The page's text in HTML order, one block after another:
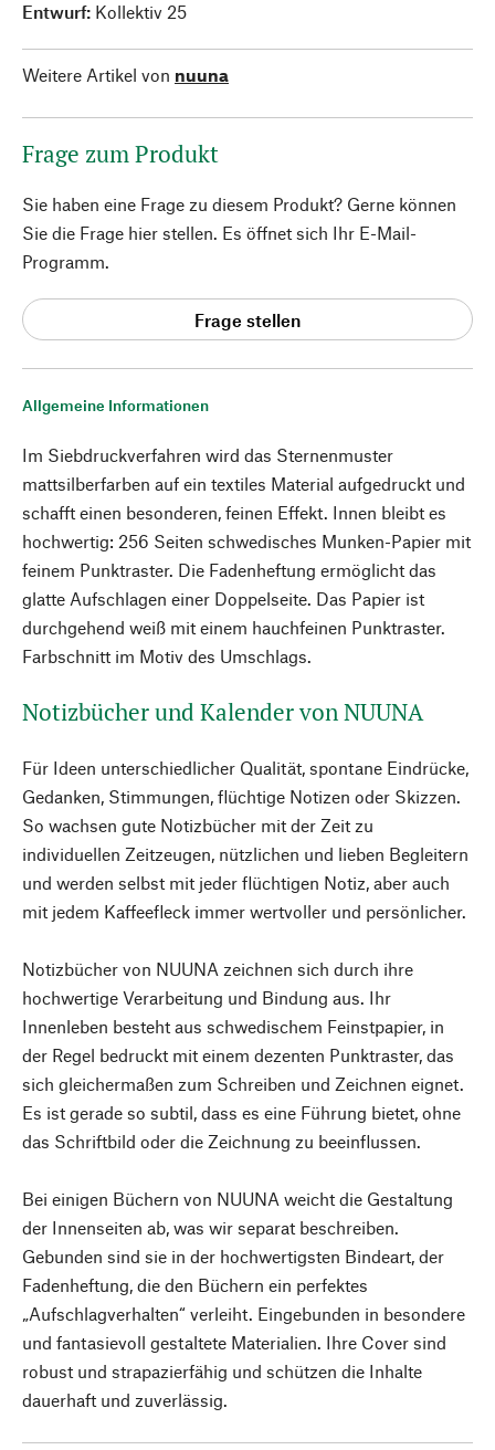
Allgemeine Informationen
Im Siebdruckverfahren wird das Sternenmuster
mattsilberfarben auf ein textiles Material aufgedruckt und
schafft einen besonderen, feinen Effekt. Innen bleibt es
hochwertig: 256 Seiten schwedisches Munken-Papier mit
feinem Punktraster. Die Fadenheftung ermöglicht das
glatte Aufschlagen einer Doppelseite. Das Papier ist
durchgehend weiß mit einem hauchfeinen Punktraster.
Farbschnitt im Motiv des Umschlags.
Notizbücher und Kalender von NUUNA
Für Ideen unterschiedlicher Qualität, spontane Eindrücke,
Gedanken, Stimmungen, flüchtige Notizen oder Skizzen.
So wachsen gute Notizbücher mit der Zeit zu
individuellen Zeitzeugen, nützlichen und lieben Begleitern
und werden selbst mit jeder flüchtigen Notiz, aber auch
mit jedem Kaffeefleck immer wertvoller und persönlicher.
Notizbücher von NUUNA zeichnen sich durch ihre
hochwertige Verarbeitung und Bindung aus. Ihr
Innenleben besteht aus schwedischem Feinstpapier, in
der Regel bedruckt mit einem dezenten Punktraster, das
sich gleichermaßen zum Schreiben und Zeichnen eignet.
Es ist gerade so subtil, dass es eine Führung bietet, ohne
das Schriftbild oder die Zeichnung zu beeinflussen.
Bei einigen Büchern von NUUNA weicht die Gestaltung
der Innenseiten ab, was wir separat beschreiben.
Gebunden sind sie in der hochwertigsten Bindeart, der
Fadenheftung, die den Büchern ein perfektes
„Aufschlagverhalten“ verleiht. Eingebunden in besondere
und fantasievoll gestaltete Materialien. Ihre Cover sind
robust und strapazierfähig und schützen die Inhalte
dauerhaft und zuverlässig.
Entwurf: Kollektiv 25
Weitere Artikel von nuuna
Frage zum Produkt
Sie haben eine Frage zu diesem Produkt? Gerne können
Sie die Frage hier stellen. Es öffnet sich Ihr E-Mail-
Programm.
Frage stellen